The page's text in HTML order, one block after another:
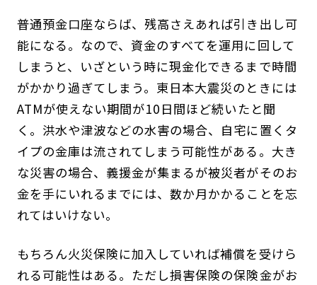
普通預金口座ならば、残高さえあれば引き出し可
能になる。なので、資金のすべてを運用に回して
しまうと、いざという時に現金化できるまで時間
がかかり過ぎてしまう。東日本大震災のときには
ATMが使えない期間が10日間ほど続いたと聞
く。洪水や津波などの水害の場合、自宅に置くタ
イプの金庫は流されてしまう可能性がある。大き
な災害の場合、義援金が集まるが被災者がそのお
金を手にいれるまでには、数か月かかることを忘
れてはいけない。
もちろん火災保険に加入していれば補償を受けら
れる可能性はある。ただし損害保険の保険金がお